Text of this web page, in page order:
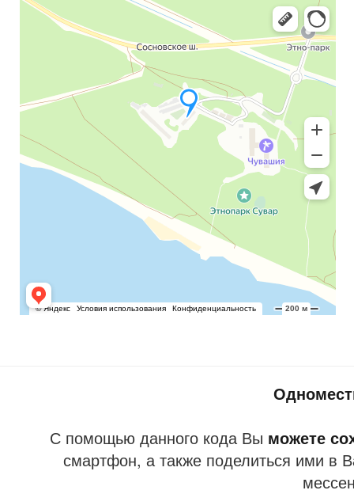
С помощью данного кода Вы можете
смартфон, а также поделиться ими в